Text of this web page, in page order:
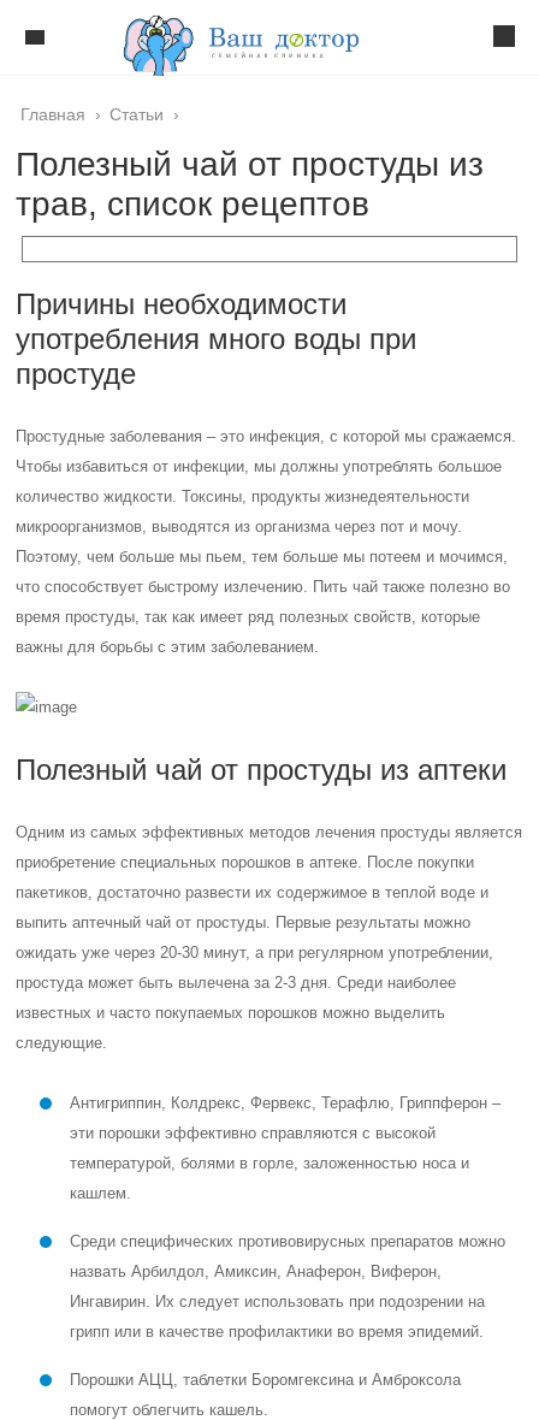
Главная › Статьи ›
Полезный чай от простуды из
трав, список рецептов
Причины необходимости
употребления много воды при
простуде
Простудные заболевания – это инфекция, с которой мы сражаемся.
Чтобы избавиться от инфекции, мы должны употреблять большое
количество жидкости. Токсины, продукты жизнедеятельности
микроорганизмов, выводятся из организма через пот и мочу.
Поэтому, чем больше мы пьем, тем больше мы потеем и мочимся,
что способствует быстрому излечению. Пить чай также полезно во
время простуды, так как имеет ряд полезных свойств, которые
важны для борьбы с этим заболеванием.
Полезный чай от простуды из аптеки
Одним из самых эффективных методов лечения простуды является
приобретение специальных порошков в аптеке. После покупки
пакетиков, достаточно развести их содержимое в теплой воде и
выпить аптечный чай от простуды. Первые результаты можно
ожидать уже через 20-30 минут, а при регулярном употреблении,
простуда может быть вылечена за 2-3 дня. Среди наиболее
известных и часто покупаемых порошков можно выделить
следующие.
Антигриппин, Колдрекс, Фервекс, Терафлю, Гриппферон –
эти порошки эффективно справляются с высокой
температурой, болями в горле, заложенностью носа и
кашлем.
Среди специфических противовирусных препаратов можно
назвать Арбилдол, Амиксин, Анаферон, Виферон,
Ингавирин. Их следует использовать при подозрении на
грипп или в качестве профилактики во время эпидемий.
Порошки АЦЦ, таблетки Боромгексина и Амброксола
помогут облегчить кашель.